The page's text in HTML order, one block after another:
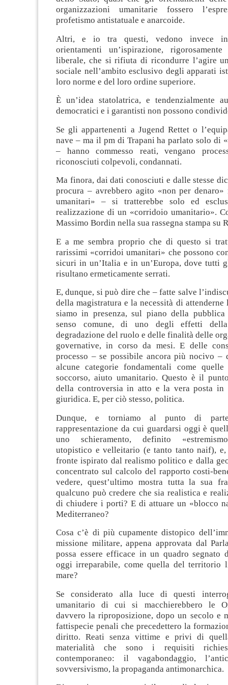
organizzazioni umanitarie fossero
profetismo antistatuale e anarcoide.
Altri, e io tra questi, vedono invece
orientamenti un’ispirazione,
liberale, che si rifiuta di ricondurre l’agire
sociale nell’ambito esclusivo degli apparati
loro norme e del loro ordine superiore.
È un’idea statolatrica, e tendenzialmente
democratici e i garantisti non possono
Se gli appartenenti a Jugend Rettet o
nave – ma il pm di Trapani ha parlato solo di
– hanno commesso reati, vengano
riconosciuti colpevoli, condannati.
Ma finora, dai dati conosciuti e dalle stesse
procura – avrebbero agito «non per
umanitari» – si tratterebbe solo ed
realizzazione di un «corridoio umanitario».
Massimo Bordin nella sua rassegna stampa su
E a me sembra proprio che di questo si
rarissimi «corridoi umanitari» che possono
sicuri in un’Italia e in un’Europa, dove tutti
risultano ermeticamente serrati.
E, dunque, si può dire che – fatte salve
della magistratura e la necessità di
siamo in presenza, sul piano della
senso comune, di uno degli effetti
degradazione del ruolo e delle finalità delle
governative, in corso da mesi. E delle
processo – se possibile ancora più nocivo
alcune categorie fondamentali come
soccorso, aiuto umanitario. Questo è il
della controversia in atto e la vera posta in
giuridica. E, per ciò stesso, politica.
Dunque, e torniamo al punto di
rappresentazione da cui guardarsi oggi è
uno schieramento, definito
utopistico e velleitario (e tanto tanto naif), e,
fronte ispirato dal realismo politico e dalla
concentrato sul calcolo del rapporto costi-
vedere, quest’ultimo mostra tutta la sua
qualcuno può credere che sia realistica e
di chiudere i porti? E di attuare un «blocco
Mediterraneo?
Cosa c’è di più cupamente distopico
missione militare, appena approvata dal
possa essere efficace in un quadro segnato
oggi irreparabile, come quella del territorio
mare?
Se considerato alla luce di questi
umanitario di cui si macchierebbero le
davvero la riproposizione, dopo un secolo e
fattispecie penali che precedettero la
diritto. Reati senza vittime e privi di
materialità che sono i requisiti
contemporaneo: il vagabondaggio,
sovversivismo, la propaganda antimonarchica.